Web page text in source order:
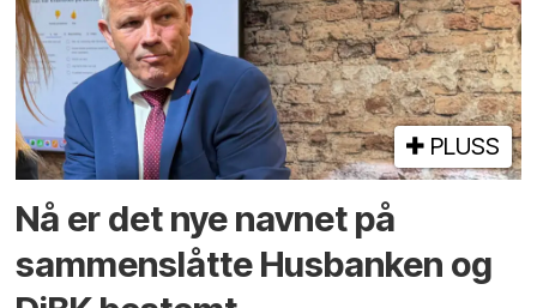
PLUSS
Nå er det nye navnet på
sammenslåtte Husbanken og